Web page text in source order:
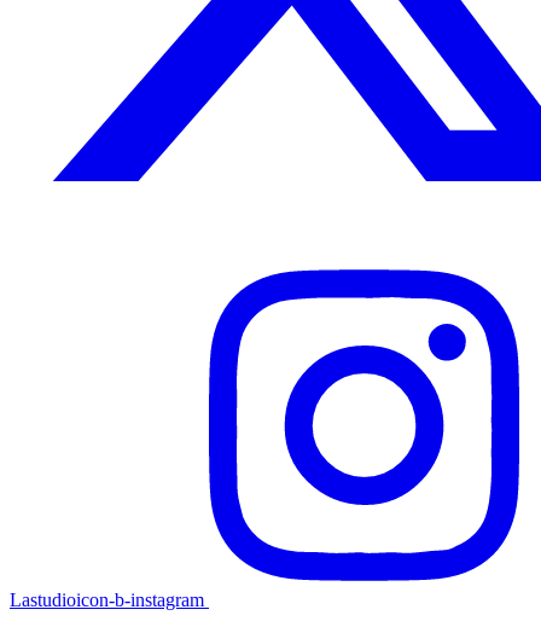
Lastudioicon-b-instagram